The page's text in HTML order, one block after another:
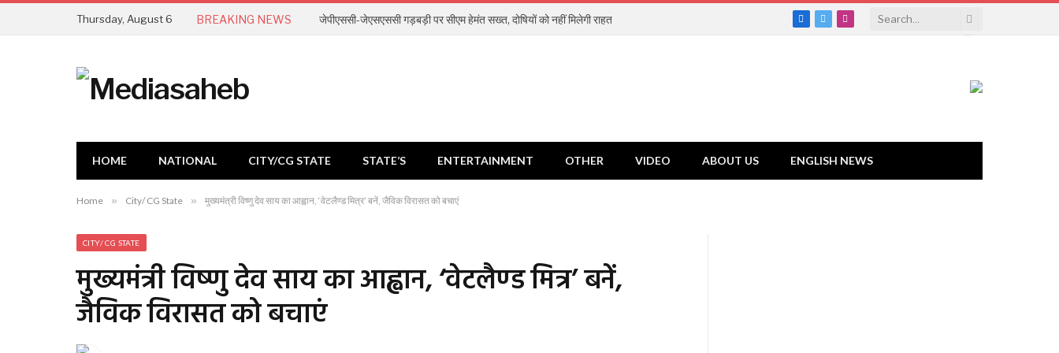
Thursday, August 6 BREAKING NEWS जेपीएससी-जेएसएससी गड़बड़ी पर सीएम हेमंत सख्त, दोषियों को नहीं मिलेगी राहत
Facebook
TwitterInstagram
HOME NATIONAL CITY/CG STATE STATE’S ENTERTAINMENT OTHER VIDEO ABOUT US ENGLISH NEWS
Home » City/ CG State » मुख्यमंत्री विष्णु देव साय का आह्वान, ‘वेटलैण्ड मित्र’ बनें, जैविक विरासत को बचाएं
CITY/ CG STATE
मुख्यमंत्री विष्णु देव साय का आह्वान, ‘वेटलैण्ड मित्र’ बनें,
जैविक विरासत को बचाएं